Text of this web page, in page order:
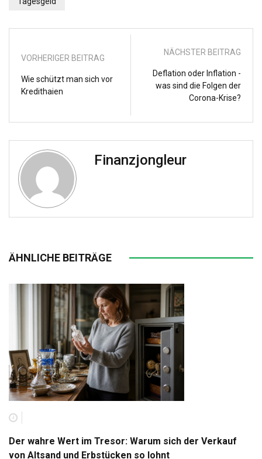
VORHERIGER BEITRAG
Wie schützt man sich vor
Kredithaien
NÄCHSTER BEITRAG
Deflation oder Inflation -
was sind die Folgen der
Corona-Krise?
Finanzjongleur
ÄHNLICHE BEITRÄGE
Der wahre Wert im Tresor: Warum sich der Verkauf
von Altsand und Erbstücken so lohnt